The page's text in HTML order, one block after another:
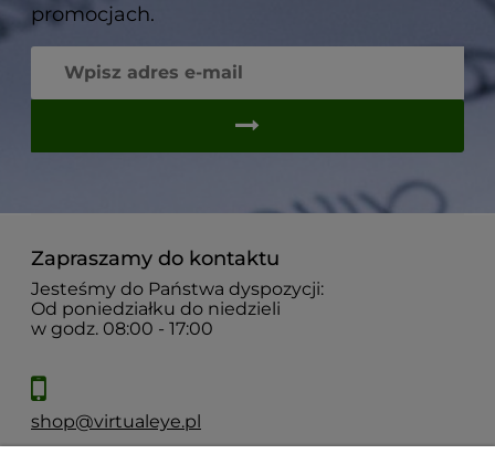
promocjach.
Zapraszamy do kontaktu
Jesteśmy do Państwa dyspozycji:
Od poniedziałku do niedzieli
w godz. 08:00 - 17:00
shop@virtualeye.pl